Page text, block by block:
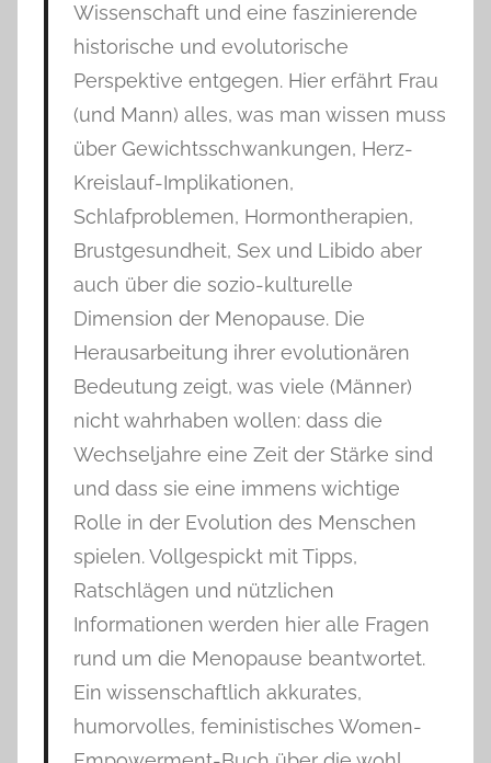
Wissenschaft und eine faszinierende
historische und evolutorische
Perspektive entgegen. Hier erfährt Frau
(und Mann) alles, was man wissen muss
über Gewichtsschwankungen, Herz-
Kreislauf-Implikationen,
Schlafproblemen, Hormontherapien,
Brustgesundheit, Sex und Libido aber
auch über die sozio-kulturelle
Dimension der Menopause. Die
Herausarbeitung ihrer evolutionären
Bedeutung zeigt, was viele (Männer)
nicht wahrhaben wollen: dass die
Wechseljahre eine Zeit der Stärke sind
und dass sie eine immens wichtige
Rolle in der Evolution des Menschen
spielen. Vollgespickt mit Tipps,
Ratschlägen und nützlichen
Informationen werden hier alle Fragen
rund um die Menopause beantwortet.
Ein wissenschaftlich akkurates,
humorvolles, feministisches Women-